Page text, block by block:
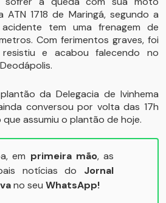
ATN 1718 de Maringá, segundo a
tem uma frenagem de
Com ferimentos graves, foi
e acabou falecendo no
da Delegacia de Ivinhema
conversou por volta das 17h
assumiu o plantão de hoje.
em primeira mão, as
notícias do Jornal
no seu WhatsApp!